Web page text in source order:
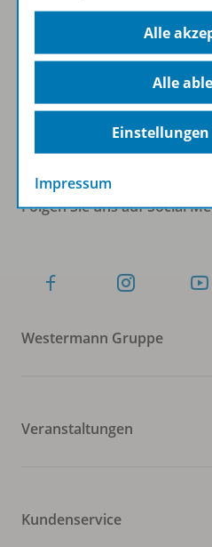
Sofort profitieren
Zum
Folgen Sie uns auf Social
Westermann Gruppe
Veranstaltungen
Kundenservice
Alle
Alle
Impressum